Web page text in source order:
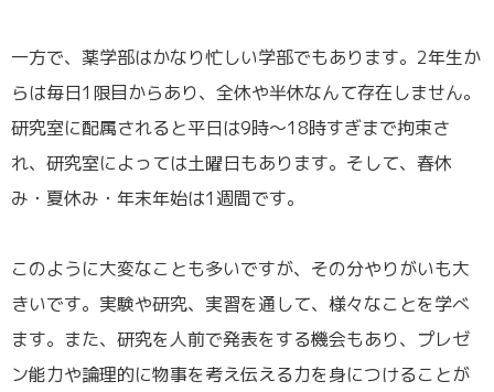
一方で、薬学部はかなり忙しい学部でもあります。2年生か
らは毎日1限目からあり、全休や半休なんて存在しません。
研究室に配属されると平日は9時～18時すぎまで拘束さ
れ、研究室によっては土曜日もあります。そして、春休
み・夏休み・年末年始は1週間です。
このように大変なことも多いですが、その分やりがいも大
きいです。実験や研究、実習を通して、様々なことを学べ
ます。また、研究を人前で発表をする機会もあり、プレゼ
ン能力や論理的に物事を考え伝える力を身につけることが